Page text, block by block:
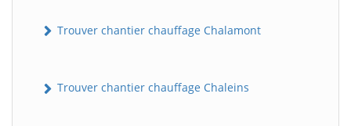
Trouver chantier chauffage Chalamont
Trouver chantier chauffage Chaleins